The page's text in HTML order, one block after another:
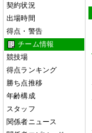
契約状況
出場時間
得点・警告
チーム情報
競技場
得点ランキング
勝ち点推移
年齢構成
スタッフ
関係者ニュース